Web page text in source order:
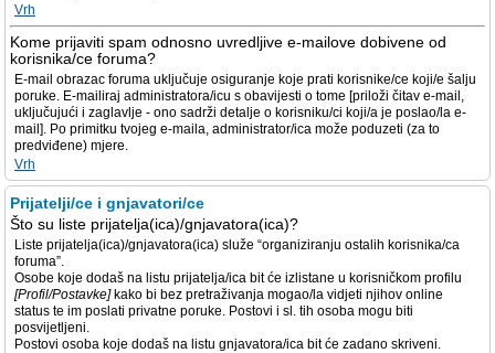
Vrh
Kome prijaviti spam odnosno uvredljive e-mailove dobivene od
korisnika/ce foruma?
E-mail obrazac foruma uključuje osiguranje koje prati korisnike/ce koji/e šalju
poruke. E-mailiraj administratora/icu s obavijesti o tome [priloži čitav e-mail,
uključujući i zaglavlje - ono sadrži detalje o korisniku/ci koji/a je poslao/la e-
mail]. Po primitku tvojeg e-maila, administrator/ica može poduzeti (za to
predviđene) mjere.
Vrh
Prijatelji/ce i gnjavatori/ce
Što su liste prijatelja(ica)/gnjavatora(ica)?
Liste prijatelja(ica)/gnjavatora(ica) služe “organiziranju ostalih korisnika/ca
foruma”.
Osobe koje dodaš na listu prijatelja/ica bit će izlistane u korisničkom profilu
[Profil/Postavke]kako bi bez pretraživanja mogao/la vidjeti njihov online
status te im poslati privatne poruke. Postovi i sl. tih osoba mogu biti
posvijetljeni.
Postovi osoba koje dodaš na listu gnjavatora/ica bit će zadano skriveni.